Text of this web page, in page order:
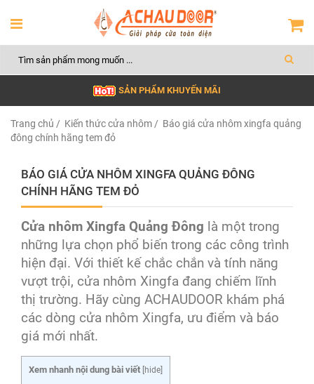
SẢN PHẨM KHUYẾN MÃI
Trang chủ / Kiến thức cửa nhôm / Báo giá cửa nhôm xingfa quảng
đông chính hãng tem đỏ
BÁO GIÁ CỬA NHÔM XINGFA QUẢNG ĐÔNG
CHÍNH HÃNG TEM ĐỎ
Cửa nhôm Xingfa Quảng Đông là một trong
những lựa chọn phổ biến trong các công trình
hiện đại. Với thiết kế chắc chắn và tính năng
vượt trội, cửa nhôm Xingfa đang chiếm lĩnh
thị trường. Hãy cùng ACHAUDOOR khám phá
các dòng cửa nhôm Xingfa, ưu điểm và báo
giá mới nhất.
Xem nhanh nội dung bài viết hide